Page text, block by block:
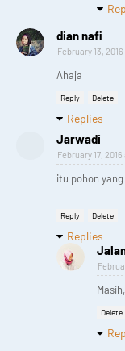
dian nafi
February 13, 2016
Ahaja
Reply Delete
Replies
Jarwadi
February 17, 2016
itu pohon
Reply Delete
Replies
Delete